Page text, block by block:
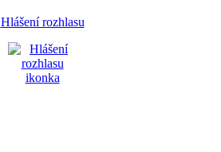
Hlášení rozhlasu